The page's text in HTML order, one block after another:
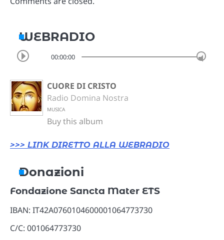
WEBRADIO
00:00:00
CUORE DI CRISTO
Radio Domina Nostra
MUSICA
Buy this album
>>> LINK DIRETTO ALLA WEBRADIO
Donazioni
Fondazione Sancta Mater ETS
IBAN: IT42A0760104600001064773730
C/C: 001064773730